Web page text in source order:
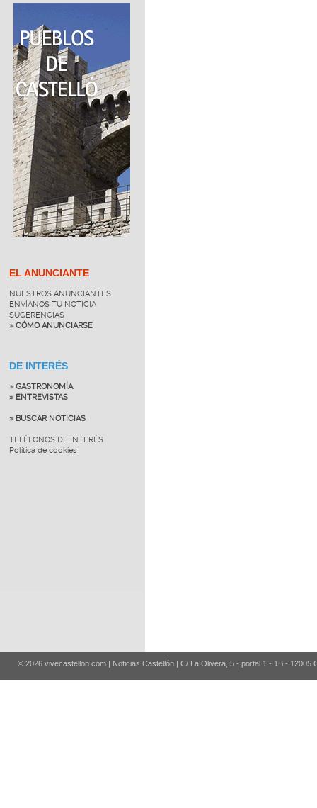
EL ANUNCIANTE
NUESTROS ANUNCIANTES
ENVÍANOS TU NOTICIA
SUGERENCIAS
» CÓMO ANUNCIARSE
DE INTERÉS
» GASTRONOMÍA
» ENTREVISTAS
» BUSCAR NOTICIAS
TELÉFONOS DE INTERÉS
Política de cookies
© 2026 vivecastellon.com | Noticias Castellón | C/ La Olivera, 5 - portal 1 - 1B - 12005